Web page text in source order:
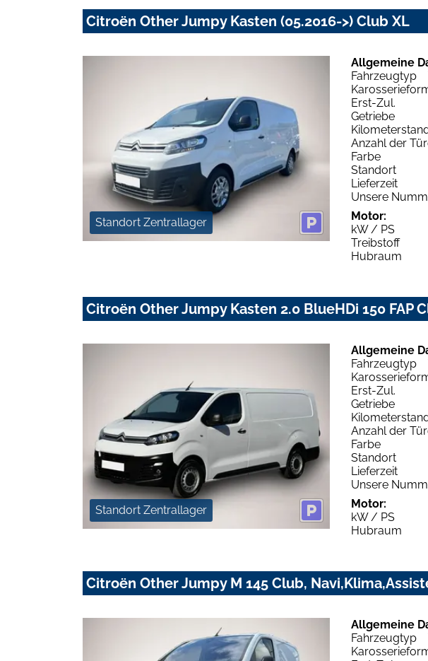
Citroën Other Jumpy Kasten (05.2016->) Club XL
Standort Zentrallager
Allgemeine
Fahrzeugtyp
Erst-Zul.
Getriebe
Anzahl der
Farbe
Standort
Lieferzeit
Unsere
Motor:
kW / PS
Treibstoff
Hubraum
Citroën Other Jumpy Kasten 2.0 BlueHDi 150 FAP
Standort Zentrallager
Allgemeine
Fahrzeugtyp
Erst-Zul.
Getriebe
Anzahl der
Farbe
Standort
Lieferzeit
Unsere
Motor:
kW / PS
Hubraum
Citroën Other Jumpy M 145 Club,
Allgemeine
Fahrzeugtyp